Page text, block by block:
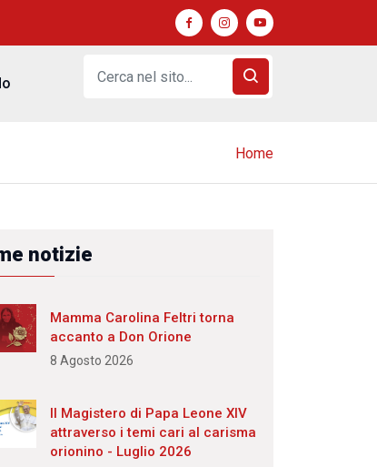
Home
notizie
Mamma Carolina Feltri torna
accanto a Don Orione
8 Agosto 2026
Il Magistero di Papa Leone XIV
attraverso i temi cari al carisma
orionino - Luglio 2026